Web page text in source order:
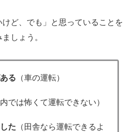
ど、でも」と思っていることを
しょう。
る （車の運転）
内では怖くて運転できない）
た （田舎なら運転できるよ